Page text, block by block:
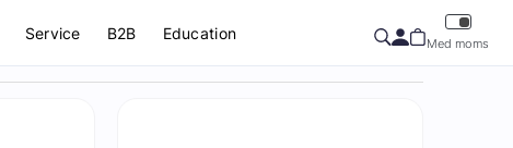
Service B2B Education
Med moms